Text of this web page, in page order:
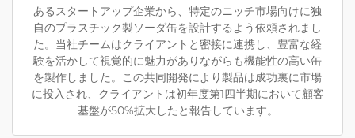
あるスタートアップ企業から、特定のニッチ市場向けに独
自のプラスチック製ソーダ缶を設計するよう依頼されまし
た。当社チームはクライアントと密接に連携し、豊富な経
験を活かして視覚的に魅力がありながらも機能性の高い缶
を製作しました。この共同開発により製品は成功裏に市場
に投入され、クライアントは初年度第1四半期において顧客
基盤が50%拡大したと報告しています。